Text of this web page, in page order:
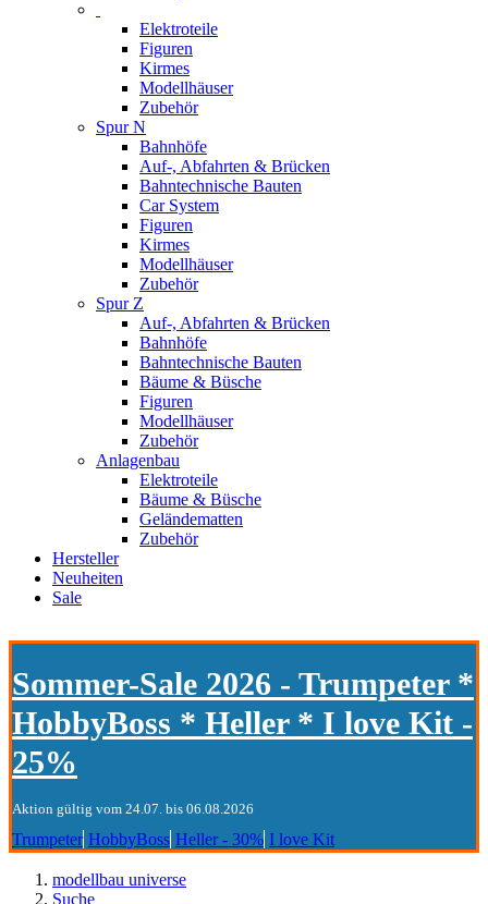
Elektroteile
Figuren
Kirmes
Modellhäuser
Zubehör
Spur N
Bahnhöfe
Auf-, Abfahrten & Brücken
Bahntechnische Bauten
Car System
Figuren
Kirmes
Modellhäuser
Zubehör
Spur Z
Auf-, Abfahrten & Brücken
Bahnhöfe
Bahntechnische Bauten
Bäume & Büsche
Figuren
Modellhäuser
Zubehör
Anlagenbau
Elektroteile
Bäume & Büsche
Geländematten
Zubehör
Hersteller
Neuheiten
Sale
Sommer-Sale 2026 - Trumpeter *
HobbyBoss * Heller * I love Kit -
25%
Aktion gültig vom 24.07. bis 06.08.2026
Trumpeter HobbyBoss Heller - 30% I love Kit
modellbau universe
Suche